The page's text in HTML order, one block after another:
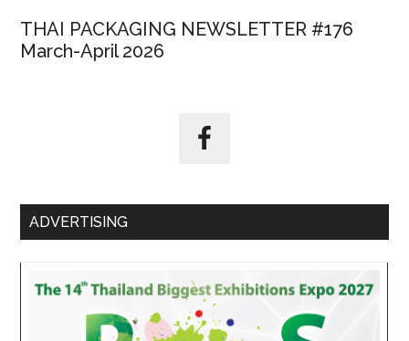
THAI PACKAGING NEWSLETTER #176
March-April 2026
ADVERTISING